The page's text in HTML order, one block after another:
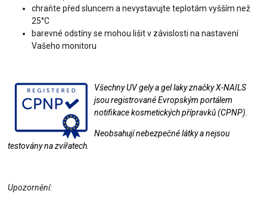
chraňte před sluncem a nevystavujte teplotám vyšším než
25°C
barevné odstíny se mohou lišit v závislosti na nastavení
Vašeho monitoru
Všechny UV gely a gel laky značky X-NAILS
jsou registrované Evropským portálem
notifikace kosmetických přípravků (CPNP).
Neobsahují nebezpečné látky a nejsou
testovány na zvířatech.
Upozornění: